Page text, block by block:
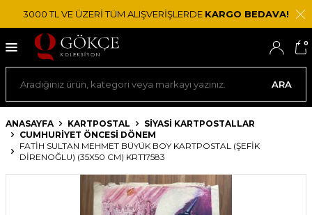
3000 TL VE ÜZERİ TÜM ALIŞVERİŞLERDE KARGO BEDAVA!
ARA
0
ANASAYFA KARTPOSTAL
SIYASI KARTPOSTALLAR
CUMHURIYET ÖNCESI DÖNEM
FATİH SULTAN MEHMET BÜYÜK BOY KARTPOSTAL (ŞEFİK
DİRENOĞLU) (35X50 CM) KRT17583